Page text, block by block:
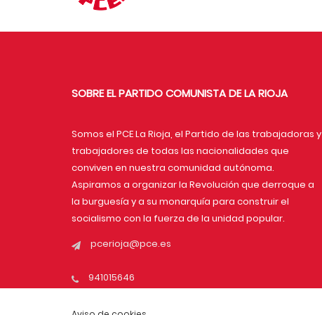
SOBRE EL PARTIDO COMUNISTA DE LA RIOJA
Somos el PCE La Rioja, el Partido de las trabajadoras y
trabajadores de todas las nacionalidades que
conviven en nuestra comunidad autónoma.
Aspiramos a organizar la Revolución que derroque a
la burguesía y a su monarquía para construir el
socialismo con la fuerza de la unidad popular.
pcerioja@pce.es
941015646